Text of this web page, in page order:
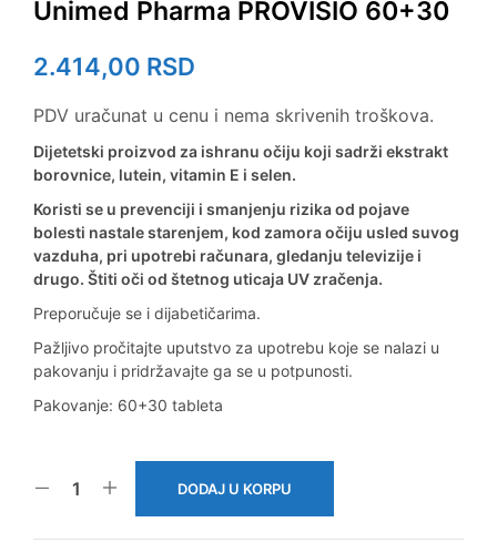
Unimed Pharma PROVISIO 60+30
2.414,00 RSD
PDV uračunat u cenu i nema skrivenih troškova.
Dijetetski proizvod za ishranu očiju koji sadrži ekstrakt
borovnice, lutein, vitamin E i selen.
Koristi se u prevenciji i smanjenju rizika od pojave
bolesti nastale starenjem, kod zamora očiju usled suvog
vazduha, pri upotrebi računara, gledanju televizije i
drugo. Štiti oči od štetnog uticaja UV zračenja.
Preporučuje se i dijabetičarima.
Pažljivo pročitajte uputstvo za upotrebu koje se nalazi u
pakovanju i pridržavajte ga se u potpunosti.
Pakovanje: 60+30 tableta
DODAJ U KORPU